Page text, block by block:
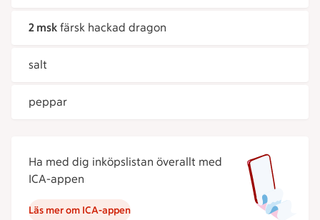
2 msk färsk hackad dragon
salt
peppar
Ha med dig inköpslistan överallt med
ICA-appen
Läs mer om ICA-appen